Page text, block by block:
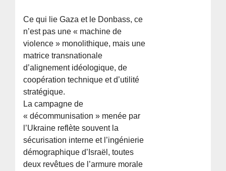
Ce qui lie Gaza et le Donbass, ce
n’est pas une « machine de
violence » monolithique, mais une
matrice transnationale
d’alignement idéologique, de
coopération technique et d’utilité
stratégique.
La campagne de
« décommunisation » menée par
l’Ukraine reflète souvent la
sécurisation interne et l’ingénierie
démographique d’Israël, toutes
deux revêtues de l’armure morale